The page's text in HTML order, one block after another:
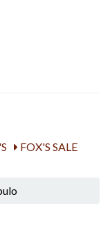
FOX'S SALE